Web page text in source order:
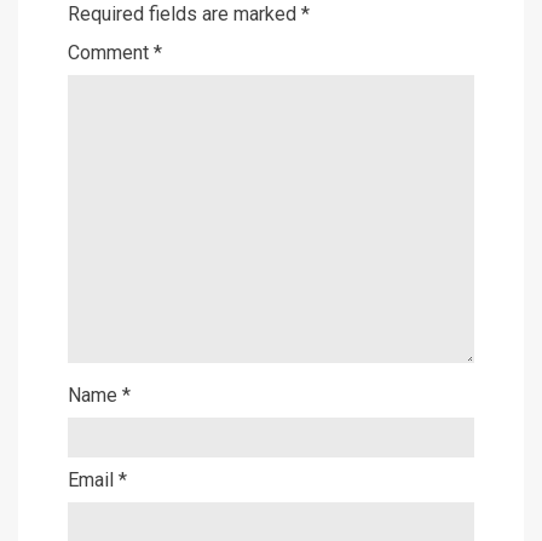
Required fields are marked *
Comment *
Name *
Email *